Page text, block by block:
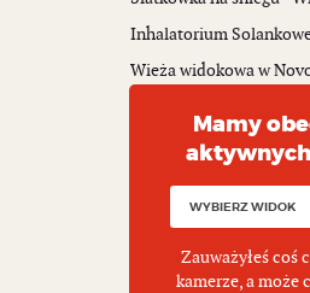
Inhalatorium
Wieża widokowa w
Mamy
Zauważyłeś coś
kamerze, a może